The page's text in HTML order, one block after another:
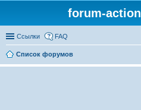
forum-
Ссылки FAQ
Список форумов